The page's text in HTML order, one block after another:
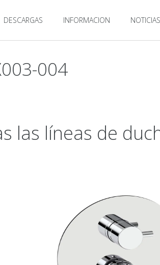
DESCARGAS INFORMACION NOTICIAS
004
las líneas de